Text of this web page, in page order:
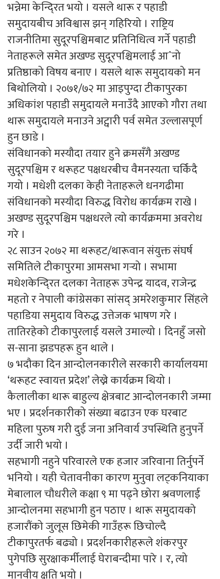
भन्नेमा केन्दि्रत भयो । यसले थारू र पहाडी
समुदायबीच अविश्वास झन् गहिरियो । राष्ट्रिय
राजनीतिमा सुदूरपश्चिमबाट प्रतिनिधित्व गर्ने पहाडी
नेताहरूले समेत अखण्ड सुदूरपश्चिमलाई आˆनो
प्रतिष्ठाको विषय बनाए । यसले थारू समुदायको मन
बिथोलियो । २०७१/७२ मा आइपुग्दा टीकापुरका
अधिकांश पहाडी समुदायले मनाउँदै आएको गौरा तथा
थारू समुदायले मनाउने अट्वारी पर्व समेत उल्लासपूर्ण
हुन छाडे ।
संविधानको मस्यौदा तयार हुने क्रमसँगै अखण्ड
सुदूरपश्चिम र थरूहट पक्षधरबीच वैमनस्यता चर्किंदै
गयो । मधेशी दलका केही नेताहरूले धनगढीमा
संविधानको मस्यौदा विरुद्ध विरोध कार्यक्रम राखे ।
अखण्ड सुदूरपश्चिम पक्षधरले त्यो कार्यक्रममा अवरोध
गरे ।
२८ साउन २०७२ मा थरूहट/थारूवान संयुक्त संघर्ष
समितिले टीकापुरमा आमसभा गर्‍यो । सभामा
मधेशकेन्दि्रत दलका नेताहरू उपेन्द्र यादव, राजेन्द्र
महतो र नेपाली कांग्रेसका सांसद् अमरेशकुमार सिंहले
पहाडिया समुदाय विरुद्ध उत्तेजक भाषण गरे ।
तातिरहेको टीकापुरलाई यसले उमाल्यो । दिनहुँ जसो
स-साना झडपहरू हुन थाले ।
७ भदौका दिन आन्दोलनकारीले सरकारी कार्यालयमा
‘थरूहट स्वायत्त प्रदेश’ लेख्ने कार्यक्रम थियो ।
कैलालीका थारू बाहुल्य क्षेत्रबाट आन्दोलनकारी जम्मा
भए । प्रदर्शनकारीको संख्या बढाउन एक घरबाट
महिला पुरुष गरी दुई जना अनिवार्य उपस्थिति हुनुपर्ने
उर्दी जारी भयो ।
सहभागी नहुने परिवारले एक हजार जरिवाना तिर्नुपर्ने
भनियो । यही चेतावनीका कारण मुनुवा लट्कनियाका
मेबालाल चौधरीले कक्षा ९ मा पढ्ने छोरा श्रवणलाई
आन्दोलनमा सहभागी हुन पठाए । थारू समुदायको
हजारौंको जुलूस छिमेकी गाउँहरू छिचोल्दै
टीकापुरतर्फ बढ्यो । प्रदर्शनकारीहरूले शंकरपुर
पुगेपछि सुरक्षाकर्मीलाई घेराबन्दीमा पारे । र, त्यो